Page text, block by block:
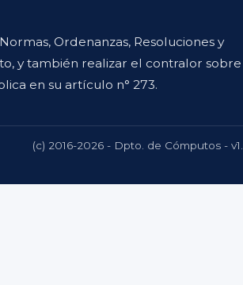
Ordenanzas, Resoluciones y
y también realizar el contralor sobre
en su artículo n° 273.
(c) 2016-2026 - Dpto. de Cómputos -